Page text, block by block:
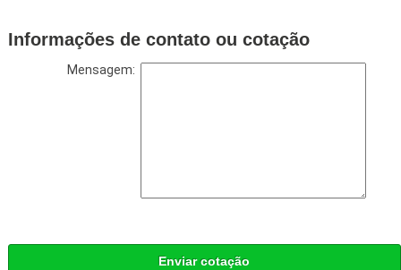
Informações de contato ou cotação
Mensagem:
Enviar cotação